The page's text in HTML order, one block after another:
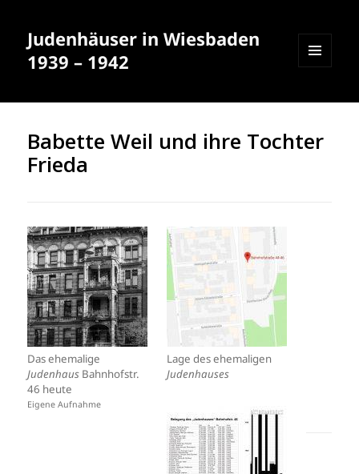
Judenhäuser in Wiesbaden
1939 – 1942
WIDGETS
Babette Weil und ihre Tochter
Frieda
Das ehemalige
Judenhaus Bahnhofstr.
46 heute
Eigene Aufnahme
Lage des ehemaligen
Judenhauses